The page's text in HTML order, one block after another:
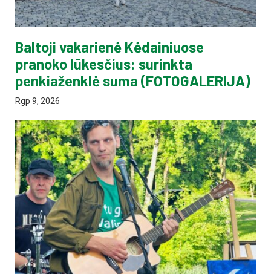
Baltoji vakarienė Kėdainiuose
pranoko lūkesčius: surinkta
penkiaženklė suma (FOTOGALERIJA)
Rgp 9, 2026